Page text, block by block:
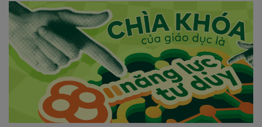
Tác giả:Hà Thị Như Hoa, Phạm Thị Mai Anh, Trần Thanh Tâm
Năm xuất bản: 2020.
#sach #sachthamkhao #sachluyenthi #sachlopmot #sachtieuhoc
#sachtienganh #sachbaitap
#buildupphattrienvontuvungcautruccaukinangviet
#buildup1Bcodapan #exploreourworld #phatrienvontuvung
#cautruccau #kinangviet #ccbook #kiemtra #onthihocki